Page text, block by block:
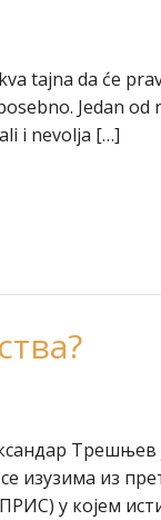
tajna da će
Jedan
i nevolja […]
изузима из
у којем